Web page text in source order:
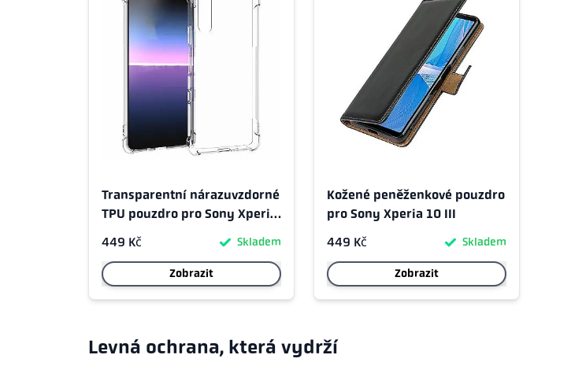
Transparentní nárazuvzdorné
TPU pouzdro pro Sony Xperia
449 Kč Skladem
Zobrazit
Kožené peněženkové pouzdro
pro Sony Xperia 10 III
449 Kč
Skladem
Zobrazit
Levná ochrana, která vydrží